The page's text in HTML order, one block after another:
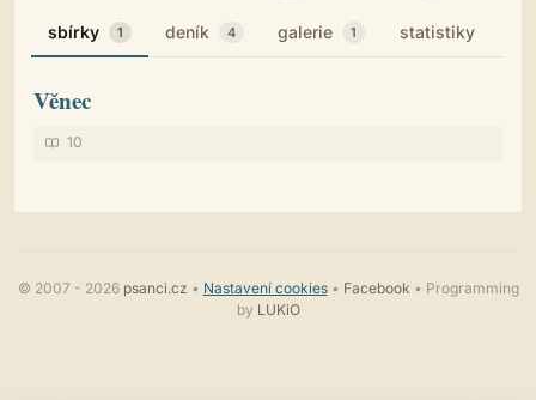
sbírky 1 deník 4 galerie 1 statistiky
Věnec
10
© 2007 - 2026 psanci.cz • Nastavení cookies• Facebook • Programming
by LUKiO